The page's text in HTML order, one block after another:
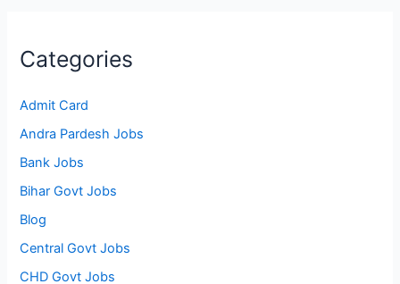
Categories
Admit Card
Andra Pardesh Jobs
Bank Jobs
Bihar Govt Jobs
Blog
Central Govt Jobs
CHD Govt Jobs